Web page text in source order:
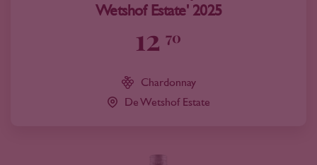
Wetshof Estate' 2025
12 70
Chardonnay
De Wetshof Estate